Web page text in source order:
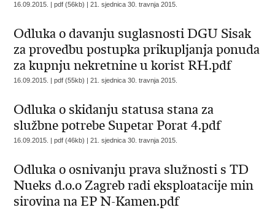
16.09.2015. | pdf (56kb) |21. sjednica 30. travnja 2015.
Odluka o davanju suglasnosti DGU Sisak
za provedbu postupka prikupljanja ponuda
za kupnju nekretnine u korist RH.pdf
16.09.2015. | pdf (55kb) |21. sjednica 30. travnja 2015.
Odluka o skidanju statusa stana za
službne potrebe Supetar Porat 4.pdf
16.09.2015. | pdf (46kb) |21. sjednica 30. travnja 2015.
Odluka o osnivanju prava služnosti s TD
Nueks d.o.o Zagreb radi eksploatacije min
sirovina na EP N-Kamen.pdf